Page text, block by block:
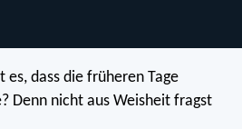
es, dass die früheren Tage
Denn nicht aus Weisheit fragst